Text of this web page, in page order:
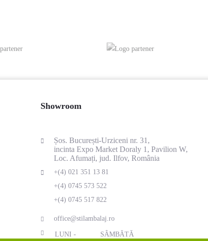
Showroom
Șos. București-Urziceni nr. 31,
incinta Expo Market Doraly 1, Pavilion W,
Loc. Afumați, jud. Ilfov, România
+(4) 021 351 13 81
+(4) 0745 573 522
+(4) 0745 517 822
office@stilambalaj.ro
LUNI - SÂMBĂTĂ